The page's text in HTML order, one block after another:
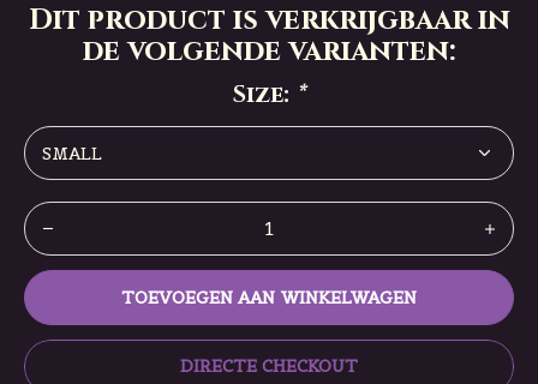
Dit product is verkrijgbaar in
de volgende varianten:
Size: *
TOEVOEGEN AAN WINKELWAGEN
DIRECTE CHECKOUT